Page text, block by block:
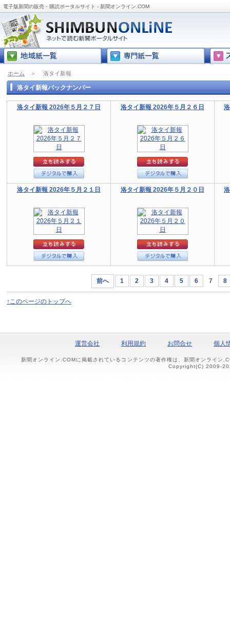
電子版新聞の販売・購読ポータルサイト - 新聞オンライン.COM
ホーム ＞ 洛タイ新報
洛タイ新報バックナンバー
洛タイ新報 2026年５月２７日 洛タイ新報 2026年５月２６日
洛タイ新報 2026年５月２１日 洛タイ新報 2026年５月２０日
前へ 1 2 3 4 5 6 7 8
↑このページのトップへ
運営会社 利用規約 お問合せ 個人
新聞オンライン.COMに掲載されているコンテンツの著作権は、新聞オンライン
Copyright(C) 2009-